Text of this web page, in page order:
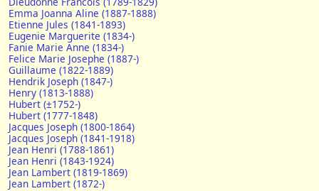
Emma Joanna Aline (1887-1888)
Etienne Jules (1841-1893)
Eugenie Marguerite (1834-)
Fanie Marie Anne (1834-)
Felice Marie Josephe (1887-)
Guillaume (1822-1889)
Hendrik Joseph (1847-)
Henry (1813-1888)
Hubert (±1752-)
Hubert (1777-1848)
Jacques Joseph (1800-1864)
Jacques Joseph (1841-1918)
Jean Henri (1788-1861)
Jean Henri (1843-1924)
Jean Lambert (1819-1869)
Jean Lambert (1872-)